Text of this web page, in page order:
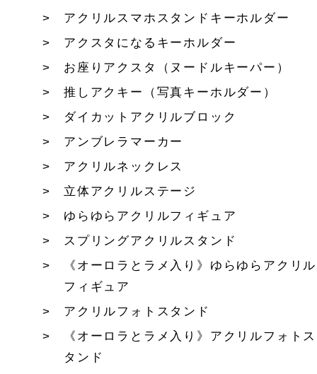
アクリルスマホスタンドキーホルダー
アクスタになるキーホルダー
お座りアクスタ（ヌードルキーパー）
推しアクキー（写真キーホルダー）
ダイカットアクリルブロック
アンブレラマーカー
アクリルネックレス
立体アクリルステージ
ゆらゆらアクリルフィギュア
スプリングアクリルスタンド
《オーロラとラメ入り》ゆらゆらアクリル
フィギュア
アクリルフォトスタンド
《オーロラとラメ入り》アクリルフォトス
タンド